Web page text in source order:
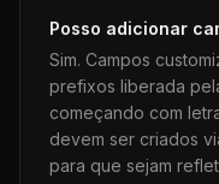
Posso adicionar
Sim. Campos
prefixos liberada
começando com
devem ser criados
para que sejam